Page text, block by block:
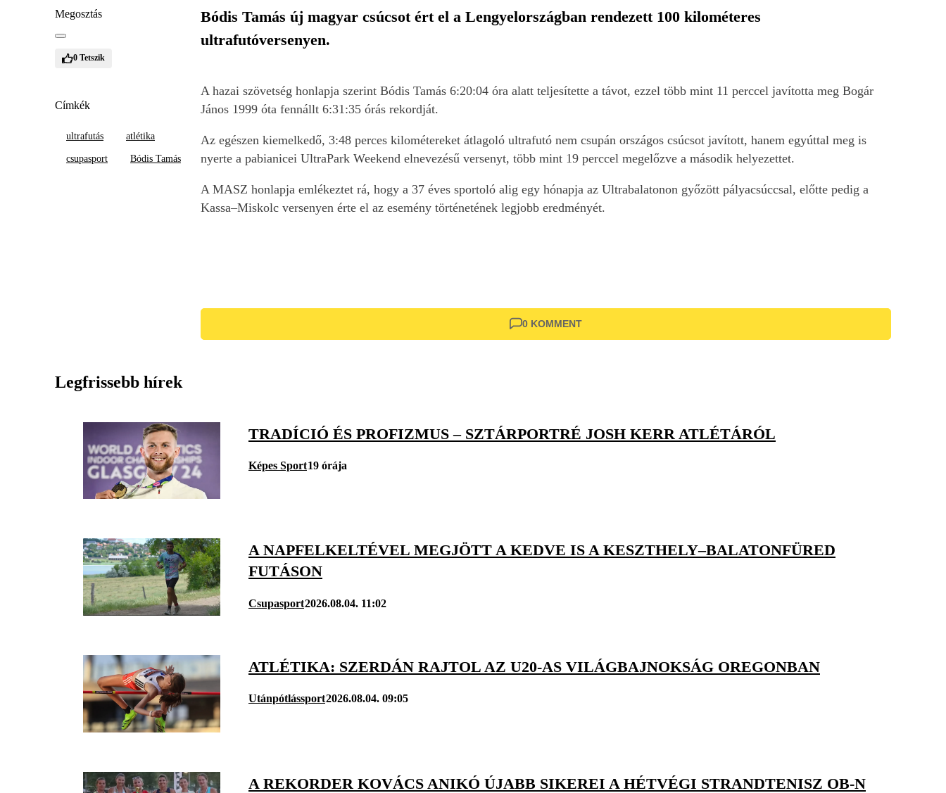
Megosztás
0 Tetszik
Címkék
ultrafutás atlétika
csupasport Bódis Tamás
Bódis Tamás új magyar csúcsot ért el a Lengyelországban rendezett 100 kilométeres
ultrafutóversenyen.
A hazai szövetség honlapja szerint Bódis Tamás 6:20:04 óra alatt teljesítette a távot, ezzel több mint 11 perccel javította meg Bogár
János 1999 óta fennállt 6:31:35 órás rekordját.
Az egészen kiemelkedő, 3:48 perces kilométereket átlagoló ultrafutó nem csupán országos csúcsot javított, hanem egyúttal meg is
nyerte a pabianicei UltraPark Weekend elnevezésű versenyt, több mint 19 perccel megelőzve a második helyezettet.
A MASZ honlapja emlékeztet rá, hogy a 37 éves sportoló alig egy hónapja az Ultrabalatonon győzött pályacsúccsal, előtte pedig a
Kassa–Miskolc versenyen érte el az esemény történetének legjobb eredményét.
0 KOMMENT
Legfrissebb hírek
TRADÍCIÓ ÉS PROFIZMUS – SZTÁRPORTRÉ JOSH KERR ATLÉTÁRÓL
Képes Sport19 órája
A NAPFELKELTÉVEL MEGJÖTT A KEDVE IS A KESZTHELY–BALATONFÜRED
FUTÁSON
Csupasport2026.08.04. 11:02
ATLÉTIKA: SZERDÁN RAJTOL AZ U20-AS VILÁGBAJNOKSÁG OREGONBAN
Utánpótlássport2026.08.04. 09:05
A REKORDER KOVÁCS ANIKÓ ÚJABB SIKEREI A HÉTVÉGI STRANDTENISZ OB-N